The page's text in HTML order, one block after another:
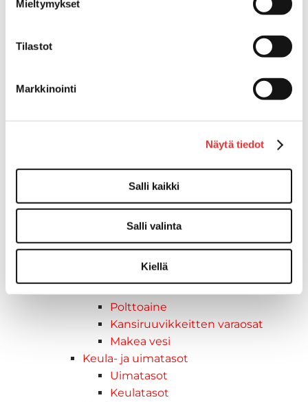
Mieltymykset
Tilastot
Markkinointi
Näytä tiedot
Salli kaikki
Salli valinta
Kiellä
Veneen kiinnitys
Trailerikoukut
Venerenkaat ja silmukkapultit/-
ruuvit
Vetourat
Kansiruuvikkeiden varaosat
Polttoaine
Kansiruuvikkeitten varaosat
Makea vesi
Keula- ja uimatasot
Uimatasot
Keulatasot